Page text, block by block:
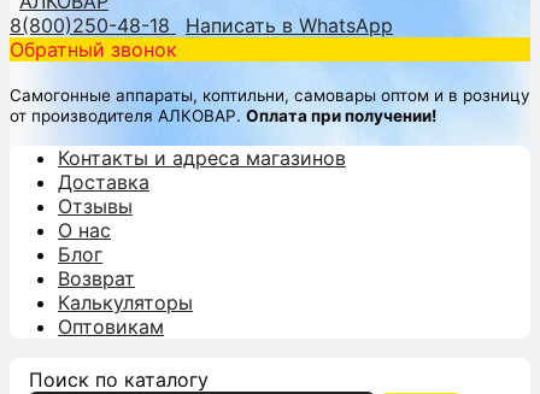
8(800)250-48-18
Написать в WhatsApp
Обратный звонок
Самогонные аппараты, коптильни, самовары оптом и в розницу
от производителя АЛКОВАР. Оплата при получении!
Контакты и адреса магазинов
Доставка
Отзывы
О нас
Блог
Возврат
Калькуляторы
Оптовикам
Поиск по каталогу